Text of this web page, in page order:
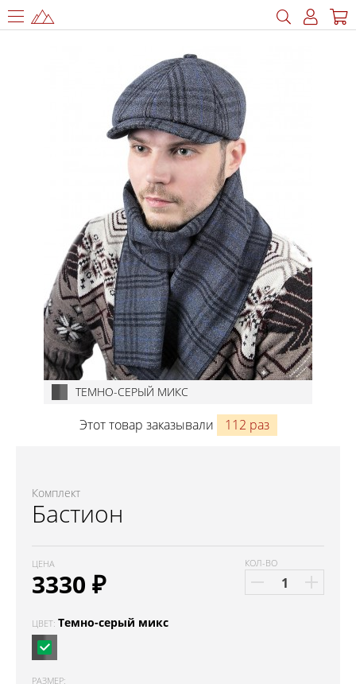
ТЕМНО-СЕРЫЙ МИКС
Этот товар заказывали 112 раз
Комплект
Бастион
ЦЕНА
3330 ₽
КОЛ-ВО
ЦВЕТ: Темно-серый микс
РАЗМЕР: